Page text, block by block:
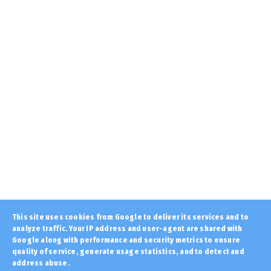
LATEST
Πώς θα ήταν η ζωή στον πλανήτη μετά από
έναν πυρηνικό πόλεμο...
August 06, 2026
This site uses cookies from Google to deliver its services and to
analyze traffic. Your IP address and user-agent are shared with
Google along with performance and security metrics to ensure
quality of service, generate usage statistics, and to detect and
address abuse.